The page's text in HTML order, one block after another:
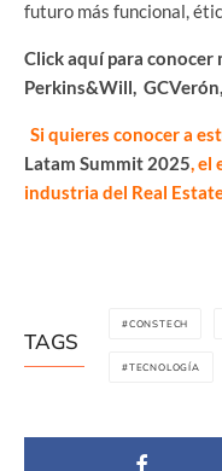
futuro más funcional,
Click aquí para conocer
Perkins&Will, GCVerón,
Si quieres conocer a
Latam Summit 2025, el
industria del Real
TAGS
CONSTECH
TECNOLOGÍA